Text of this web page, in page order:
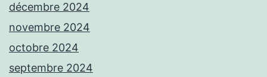
décembre 2024
novembre 2024
octobre 2024
septembre 2024